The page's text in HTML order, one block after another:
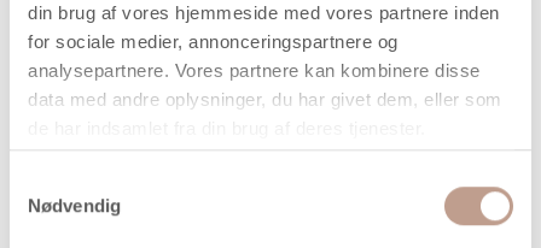
din brug af vores hjemmeside med vores partnere inden
for sociale medier, annonceringspartnere og
analysepartnere. Vores partnere kan kombinere disse
data med andre oplysninger, du har givet dem, eller som
Nødvendig
På lager